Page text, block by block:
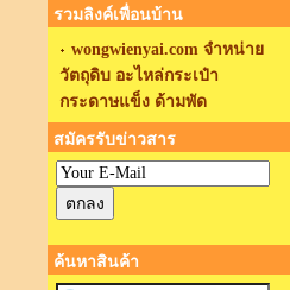
รวมลิงค์เพื่อนบ้าน
wongwienyai.com จำหน่าย
วัตถุดิบ อะไหล่กระเป๋า
กระดาษแข็ง ด้ามพัด
สมัครรับข่าวสาร
ค้นหาสินค้า